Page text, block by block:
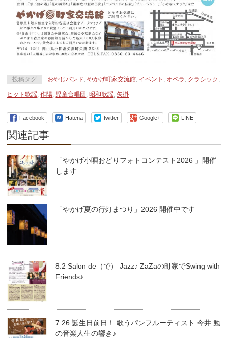
投稿タグ おやじバンド ,やかげ町家交流館 イベント オペラ クラシック
ヒット歌謡 ,作陽 児童合唱団 ,昭和歌謡 ,矢掛
Facebook Hatena twitter Google+ LINE
関連記事
「やかげ小唄おどりフォトコンテスト2026 」開催
します
「やかげ夏の行灯まつり」2026 開催中です
8.2 Salon de（で） Jazz♪ ZaZaの町家でSwing with
Friends♪
7.26 誕生日前日！ 歌うパンフルーティスト 今井 勉
の音楽人生の響き♪